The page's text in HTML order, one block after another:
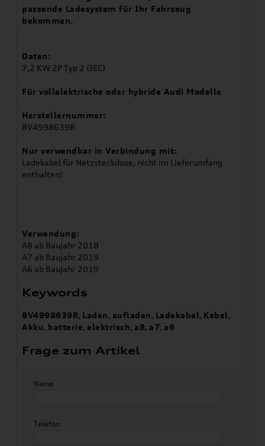
passende Ladesystem für Ihr Fahrzeug
bekommen.
Daten:
7,2 KW 2P Typ 2 (IEC)
Für vollelektrische oder hybride Audi Modelle
Herstellernummer:
8V4998639R
Nur verwendbar in Verbindung mit:
Ladekabel für Netzsteckdose, nicht im Lieferumfang
enthalten!
Verwendung:
A8 ab Baujahr 2018
A7 ab Baujahr 2019
A6 ab Baujahr 2019
Keywords
8V4998639R, Laden, aufladen, Ladekabel, Kabel,
Akku, batterie, elektrisch, a8, a7, a6
Frage zum Artikel
Name
Telefon